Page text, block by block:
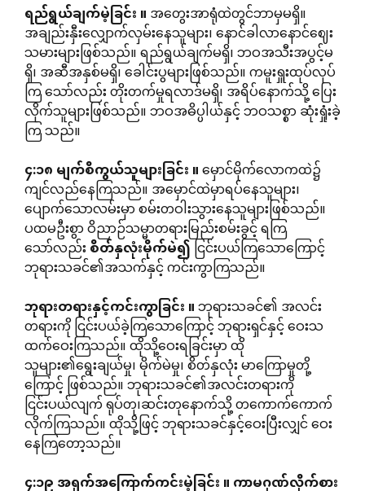
ရည်ရွယ်ချက်မဲ့ခြင်း။အတွေးအာရုံထဲတွင်ဘာမှမရှိ။
အချည်းနှီးလျှောက်လှမ်းနေသူများ၊ နောင်ခါလာနောင်ဈေး
သမားများဖြစ်သည်။ ရည်ရွယ်ချက်မရှိ၊ ဘဝအသီးအပွင့်မ
ရှိ၊ အဆီအနှစ်မရှိ၊ ခေါင်းပွများဖြစ်သည်။ ကမူးရှူးထုပ်လုပ်
ကြ သော်လည်း တိုးတက်မှုရလာဒ်မရှိ၊ အရိပ်နောက်သို့ ပြေး
လိုက်သူများဖြစ်သည်။ ဘဝအဓိပ္ပါယ်နှင့် ဘဝသစ္စာ ဆုံးရှုံးခဲ့
ကြ သည်။
၄:၁၈မျက်စိကွယ်သူများခြင်း။မှောင်မိုက်လောကထဲ၌
ကျင်လည်နေကြသည်။ အမှောင်ထဲမှာရပ်နေသူများ၊
ပျောက်သောလမ်းမှာ စမ်းတဝါးသွားနေသူများဖြစ်သည်။
ပထမဦးစွာ ဝိညာဉ်သမ္မာတရားမြည်းစမ်းခွင့် ရကြ
သော်လည်းစိတ်နှလုံးမိုက်မဲ၍ငြင်းပယ်ကြသောကြောင့်
ဘုရားသခင်၏အသက်နှင့် ကင်းကွာကြသည်။
ဘုရားတရားနှင့်ကင်းကွာခြင်း။ဘုရားသခင်၏ အလင်း
တရားကို ငြင်းပယ်ခဲ့ကြသောကြောင့် ဘုရားရှင်နှင့် ဝေးသ
ထက်ဝေးကြသည်။ ထိုသို့ဝေးရခြင်းမှာ ထို
သူများ၏ရွေးချယ်မှု၊ မိုက်မဲမှု၊ စိတ်နှလုံး မာကြောမှုတို့
ကြောင့် ဖြစ်သည်။ ဘုရားသခင်၏အလင်းတရားကို
ငြင်းပယ်လျက် ရုပ်တု၊ဆင်းတုနောက်သို့ တကောက်ကောက်
လိုက်ကြသည်။ ထိုသို့ဖြင့် ဘုရားသခင်နှင့်ဝေးပြီးလျှင် ဝေး
နေကြတော့သည်။
၄:၁၉အရှက်အကြောက်ကင်းမဲ့ခြင်း။ကာမဂုဏ်လိုက်စား